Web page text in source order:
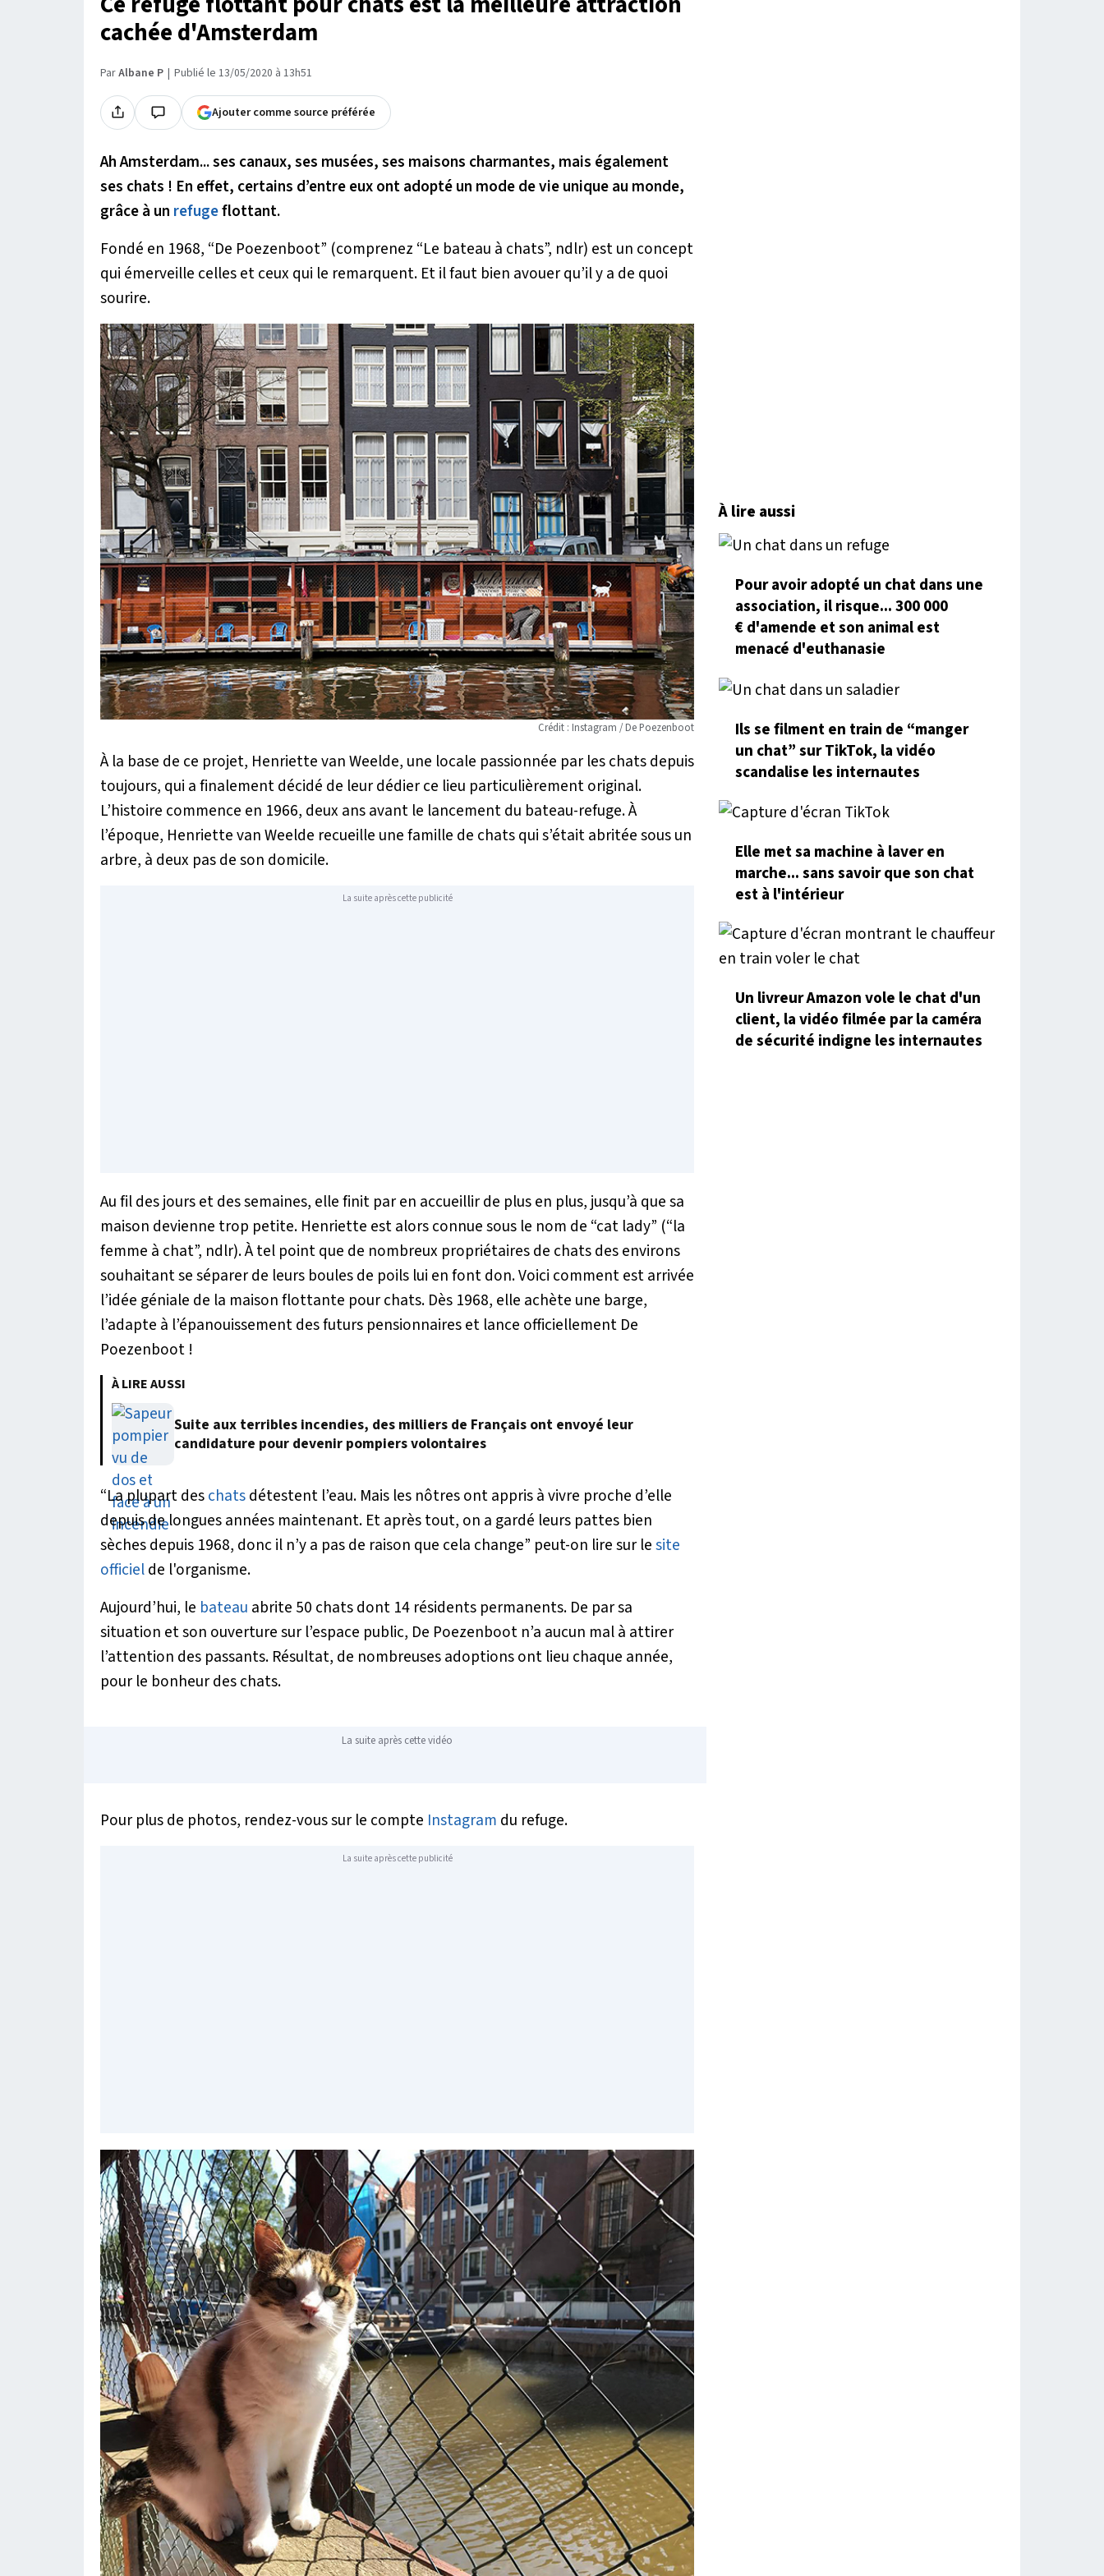
cachée d'Amsterdam
ParAlbane P Publié le 13/05/2020 à 13h51
Ajouter comme source préférée
Ah Amsterdam... ses canaux, ses musées, ses maisons charmantes, mais également
ses chats ! En effet, certains d’entre eux ont adopté un mode de vie unique au monde,
grâce à un refugeflottant.
Fondé en 1968, “De Poezenboot” (comprenez “Le bateau à chats”, ndlr) est un concept
qui émerveille celles et ceux qui le remarquent. Et il faut bien avouer qu’il y a de quoi
sourire.
Crédit : Instagram / De Poezenboot
À la base de ce projet, Henriette van Weelde, une locale passionnée par les chats depuis
toujours, qui a finalement décidé de leur dédier ce lieu particulièrement original.
L’histoire commence en 1966, deux ans avant le lancement du bateau-refuge. À
l’époque, Henriette van Weelde recueille une famille de chats qui s’était abritée sous un
arbre, à deux pas de son domicile.
La suite après cette publicité
Au fil des jours et des semaines, elle finit par en accueillir de plus en plus, jusqu’à que sa
maison devienne trop petite. Henriette est alors connue sous le nom de “cat lady” (“la
femme à chat”, ndlr). À tel point que de nombreux propriétaires de chats des environs
souhaitant se séparer de leurs boules de poils lui en font don. Voici comment est arrivée
l’idée géniale de la maison flottante pour chats. Dès 1968, elle achète une barge,
l’adapte à l’épanouissement des futurs pensionnaires et lance officiellement De
Poezenboot !
À LIRE AUSSI
Suite aux terribles incendies, des milliers de Français ont envoyé leur
candidature pour devenir pompiers volontaires
“La plupart deschatsdétestent l’eau. Mais les nôtres ont appris à vivre proche d’elle
depuis de longues années maintenant. Et après tout, on a gardé leurs pattes bien
sèches depuis 1968, donc il n’y a pas de raison que cela change” peut-on lire sur lesite
officielde l'organisme.
Aujourd’hui, le bateau abrite 50 chats dont 14 résidents permanents. De par sa
situation et son ouverture sur l’espace public, De Poezenboot n’a aucun mal à attirer
l’attention des passants. Résultat, de nombreuses adoptions ont lieu chaque année,
pour le bonheur des chats.
La suite après cette vidéo
Pour plus de photos, rendez-vous sur le compte Instagram du refuge.
La suite après cette publicité
À lire aussi
Pour avoir adopté un chat dans une
association, il risque... 300 000
€ d'amende et son animal est
menacé d'euthanasie
Ils se filment en train de “manger
un chat” sur TikTok, la vidéo
scandalise les internautes
Elle met sa machine à laver en
marche... sans savoir que son chat
est à l'intérieur
Un livreur Amazon vole le chat d'un
client, la vidéo filmée par la caméra
de sécurité indigne les internautes